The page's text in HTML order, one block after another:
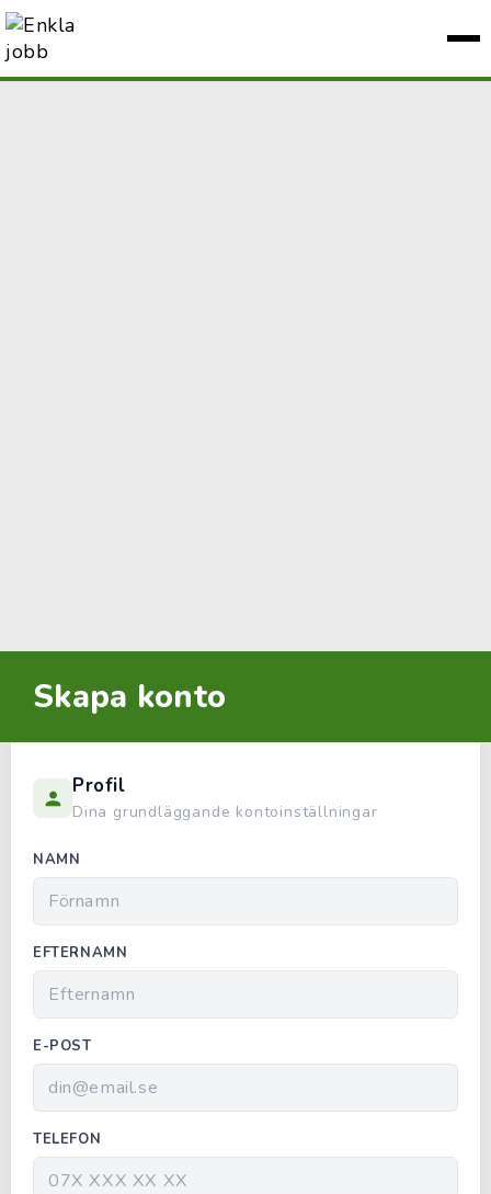
Skapa konto
Profil
Dina grundläggande kontoinställningar
NAMN
EFTERNAMN
E-POST
TELEFON